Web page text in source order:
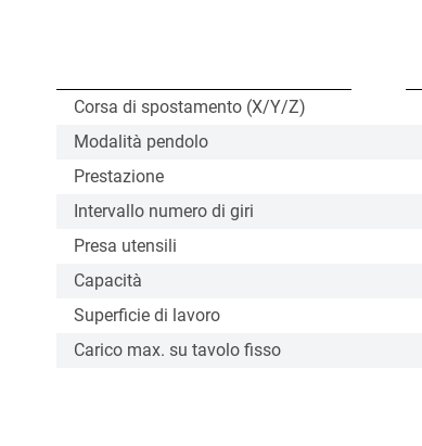
Corsa di spostamento (X/Y/Z)
Modalità pendolo
Prestazione
Intervallo numero di giri
Presa utensili
Capacità
Superficie di lavoro
Carico max. su tavolo fisso